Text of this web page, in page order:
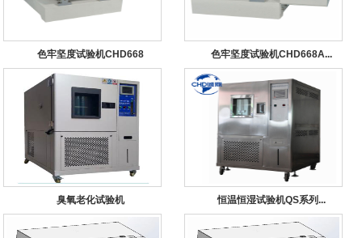
色牢坚度试验机CHD668 色牢坚度试验机CHD668A...
臭氧老化试验机 恒温恒湿试验机QS系列...